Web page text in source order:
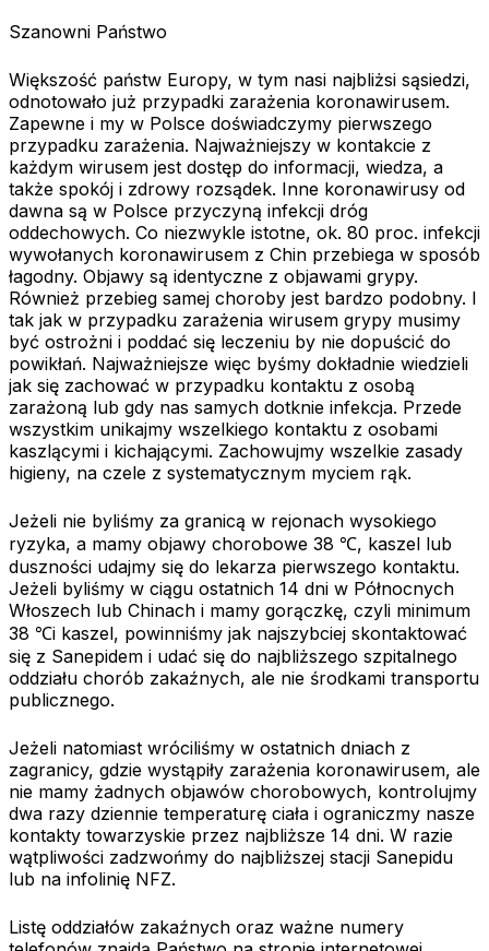
Szanowni Państwo
Większość państw Europy, w tym nasi najbliżsi sąsiedzi,
odnotowało już przypadki zarażenia koronawirusem.
Zapewne i my w Polsce doświadczymy pierwszego
przypadku zarażenia. Najważniejszy w kontakcie z
każdym wirusem jest dostęp do informacji, wiedza, a
także spokój i zdrowy rozsądek. Inne koronawirusy od
dawna są w Polsce przyczyną infekcji dróg
oddechowych. Co niezwykle istotne, ok. 80 proc. infekcji
wywołanych koronawirusem z Chin przebiega w sposób
łagodny. Objawy są identyczne z objawami grypy.
Również przebieg samej choroby jest bardzo podobny. I
tak jak w przypadku zarażenia wirusem grypy musimy
być ostrożni i poddać się leczeniu by nie dopuścić do
powikłań. Najważniejsze więc byśmy dokładnie wiedzieli
jak się zachować w przypadku kontaktu z osobą
zarażoną lub gdy nas samych dotknie infekcja. Przede
wszystkim unikajmy wszelkiego kontaktu z osobami
kaszlącymi i kichającymi. Zachowujmy wszelkie zasady
higieny, na czele z systematycznym myciem rąk.
Jeżeli nie byliśmy za granicą w rejonach wysokiego
ryzyka, a mamy objawy chorobowe 38 ℃, kaszel lub
duszności udajmy się do lekarza pierwszego kontaktu.
Jeżeli byliśmy w ciągu ostatnich 14 dni w Północnych
Włoszech lub Chinach i mamy gorączkę, czyli minimum
38 ℃i kaszel, powinniśmy jak najszybciej skontaktować
się z Sanepidem i udać się do najbliższego szpitalnego
oddziału chorób zakaźnych, ale nie środkami transportu
publicznego.
Jeżeli natomiast wróciliśmy w ostatnich dniach z
zagranicy, gdzie wystąpiły zarażenia koronawirusem, ale
nie mamy żadnych objawów chorobowych, kontrolujmy
dwa razy dziennie temperaturę ciała i ograniczmy nasze
kontakty towarzyskie przez najbliższe 14 dni. W razie
wątpliwości zadzwońmy do najbliższej stacji Sanepidu
lub na infolinię NFZ.
Listę oddziałów zakaźnych oraz ważne numery